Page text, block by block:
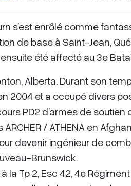
s’est enrôlé comme
de base à Saint-Jean,
été affecté au 3e
Alberta. Durant son
2004 et a occupé divers
PD2 d’armes de
/ ATHENA en
devenir ingénieur de
Brunswick.
la Tp 2, Esc 42, 4e